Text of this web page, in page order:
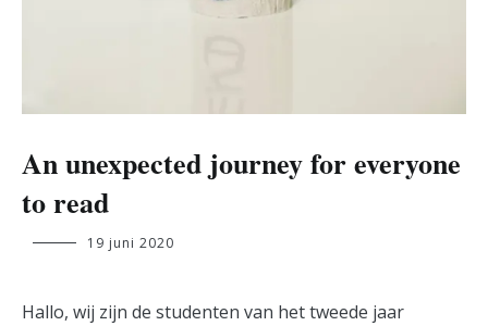
An unexpected journey for everyone
to read
Celine
19 juni 2020
Hallo, wij zijn de studenten van het tweede jaar